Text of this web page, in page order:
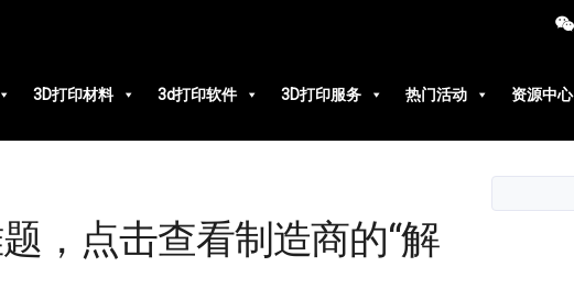
3D打印材料
3d打印软件 3D打印服务 热门活动 资源中心
，点击查看制造商的“解